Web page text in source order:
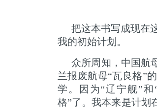
把这本书写成现在
我的初始计划。
众所周知，中国航
兰报废航母“瓦良格”
学。因为“辽宁舰”
格”了。我本来是计划